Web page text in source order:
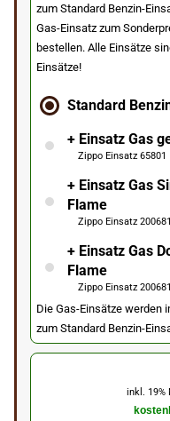
zum Standard Benzin-
Gas-Einsatz zum
bestellen. Alle Einsätze
Einsätze!
Standard
+ Einsatz Gas
Zippo Einsatz 65801
+ Einsatz Gas
Flame
Zippo Einsatz
+ Einsatz Gas
Flame
Zippo Einsatz
Die Gas-Einsätze werden
zum Standard Benzin-
inkl.